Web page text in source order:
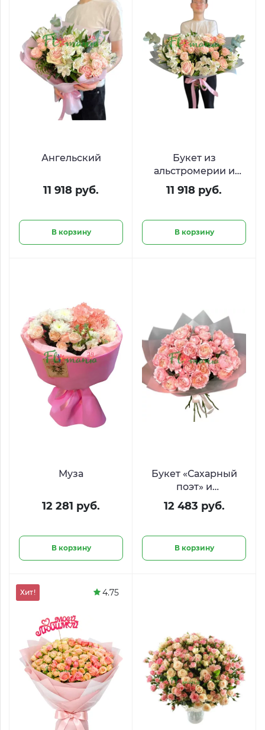
Ангельский
11 918 руб.
В корзину
Букет из
альстромерии и
кустовой
пионовидной розы
11 918 руб.
В корзину
Муза
12 281 руб.
В корзину
Букет «Сахарный
поэт» и
стихотворение на
заказ
12 483 руб.
В корзину
Хит! 4.75